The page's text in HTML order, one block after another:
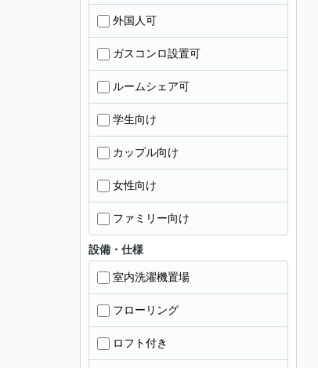
外国人可
ガスコンロ設置可
ルームシェア可
学生向け
カップル向け
女性向け
ファミリー向け
設備・仕様
室内洗濯機置場
フローリング
ロフト付き